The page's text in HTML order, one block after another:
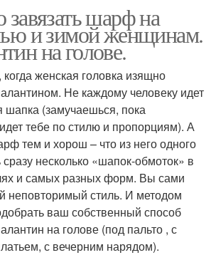
завязать шарф на
и зимой женщинам.
на голове.
женская головка изящно
Не каждому человеку идет
шапка (замучаешься, пока
тебе по стилю и пропорциям). А
тем и хорош – что из него одного
несколько «шапок-обмоток» в
и самых разных форм. Вы сами
неповторимый стиль. И методом
ваш собственный способ
на голове (под пальто , с
с вечерним нарядом).